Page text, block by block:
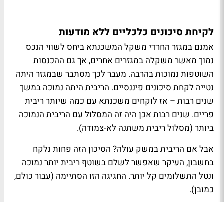
לקיחת סיכונים כלכליים ללא מודעות
אמנם במגזר החרדי משקל המשכנתא ביחס לשווי הנכס
נמוך מאשר משקלה במגזרים אחרים, אך גם ההכנסות
השוטפות נמוכות בהרבה. מעבר לכך מסתבר שבמגזר היתה
נטייה לקחת סיכונים פיננסיים. הריבית היתה נמוכה במשך
שנים רבות – אז לוקחים משכנתא עם כמה שיותר ריבית
פריים. שנים רבות אכן היה זה המסלול עם הריבית הנמוכה
ביותר (מסלול ריבית משתנה לא-צמודה).
אבל אם הריבית במשק עולה? הסיכון הזה פחות נלקח
בחשבון, העיקר שאפשר לשלם בשוטף ריבית יותר נמוכה
ונטל התשלומים קל יותר. החגיגה הזו הסתיימה (עבור כולם,
כמובן).